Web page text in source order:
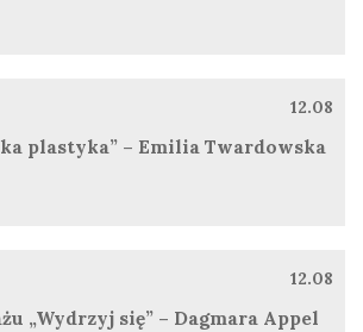
plastyka” – Emilia Twardowska
12.08
„Wydrzyj się” – Dagmara Appel
12.08